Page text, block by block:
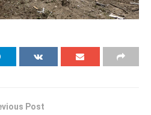
Post